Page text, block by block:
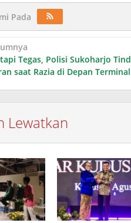
Pada
Tegas, Polisi Sukoharjo
saat Razia di Depan Terminal
Lewatkan